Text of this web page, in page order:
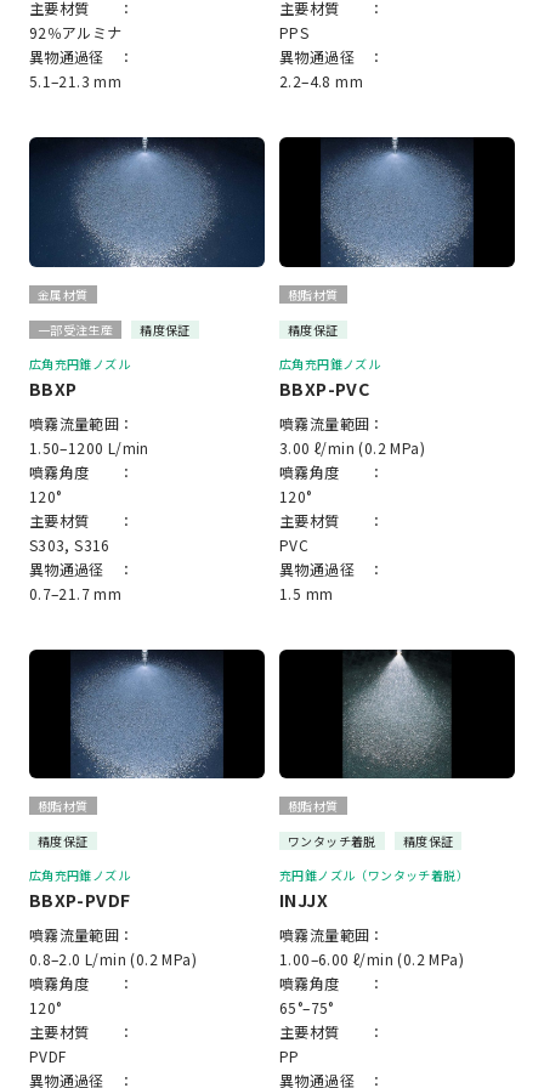
主要材質 ：
92％アルミナ
異物通過径 ：
5.1–21.3 mm
主要材質 ：
PPS
異物通過径 ：
2.2–4.8 mm
金属材質
一部受注生産
精度保証
広角充円錐ノズル
BBXP
噴霧流量範囲：
1.50–1200 L/min
噴霧角度 ：
120°
主要材質 ：
S303, S316
異物通過径 ：
0.7–21.7 mm
樹脂材質
精度保証
広角充円錐ノズル
BBXP-PVC
噴霧流量範囲：
3.00 ℓ/min (0.2 MPa)
噴霧角度 ：
120°
主要材質 ：
PVC
異物通過径 ：
1.5 mm
樹脂材質
精度保証
広角充円錐ノズル
BBXP-PVDF
噴霧流量範囲：
0.8–2.0 L/min (0.2 MPa)
噴霧角度 ：
120°
主要材質 ：
PVDF
異物通過径 ：
樹脂材質
ワンタッチ着脱
精度保証
充円錐ノズル（ワンタッチ着脱）
INJJX
噴霧流量範囲：
1.00–6.00 ℓ/min (0.2 MPa)
噴霧角度 ：
65°–75°
主要材質 ：
PP
異物通過径 ：